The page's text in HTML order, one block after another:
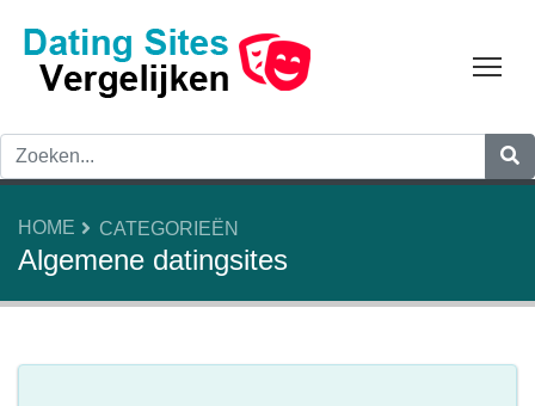
HOME CATEGORIEËN
Algemene datingsites